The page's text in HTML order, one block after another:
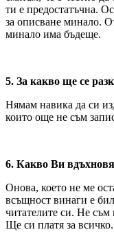
ти е предостатъчна.
за описване минало.
минало има бъдеще.
5. За какво ще се
Нямам навика да си
които още не съм
6. Какво Ви
Онова, което не ме
всъщност винаги е
читателите си. Не съм
Ще си платя за всичко.